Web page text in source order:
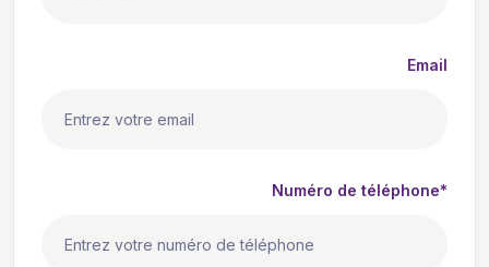
Email
Numéro de téléphone*